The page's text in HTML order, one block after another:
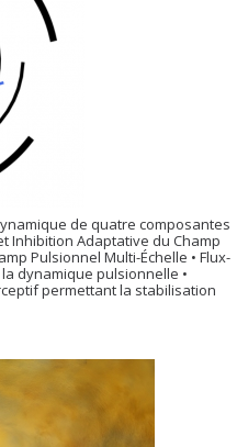
de quatre composantes
Inhibition Adaptative du Champ
Pulsionnel Multi-Échelle • Flux-
dynamique pulsionnelle •
permettant la stabilisation